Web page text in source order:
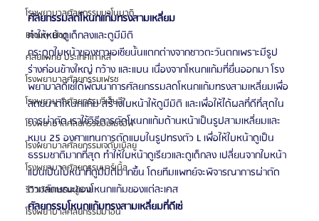
โรงพยาบาลศัลยกรรมบาโนบากิ
Beauty Blog
ศัลยแพทย์ ประเทศเกาหลี
โรงพยาบาลศัลยกรรมเฟรช
โรงพยาบาลศัลยกรรมจีเอ็นจี
โรงพยาบาลศัลยกรรมอิมเมจอัพ
โรงพยาบาลศัลยกรรมเจดับเบิลยู
โรงพยาบาลศัลยกรรมมาร์เบิ้ล
รีวิวศัลยกรรมผู้ชาย
โรงพยาบาลศัลยกรรมมาอิน
ศัลยกรรมลดโหนกแก้มทรงสามเหลี่ยม
ทำให้หน้าดูเด็กลงและดูมีมิติ
กระดูกใบหน้าของชาวเอเชียนั้นแตกต่างจากชาวตะวันตกเพราะมีรูป
ร่างค่อนข้างใหญ่ กว้าง และแบน เนื่องจากโหนกแก้มที่ยื่นออกมา โรง
พยาบาลดีเซ่ได้พัฒนาการศัลยกรรมลดโหนกแก้มทรงสามเหลี่ยมเพื่อ
ลดขนาดโหนกแก้ม สร้างใบหน้าให้ดูมีมิติ และเพื่อให้ได้ผลที่ดีที่สุดใน
การผ่าตัด เราใช้วิธีการตัดโหนกแก้มด้านหน้าเป็นรูปสามเหลี่ยมและ
หมุน 25 องศาแทนการตัดแบบในรูปทรงตัว L เพื่อให้ใบหน้าดูเป็น
ธรรมชาติมากที่สุด ทำให้ใบหน้าดูเรียวและดูเด็กลง เปลี่ยนจากใบหน้า
แบนเป็นใบหน้าที่ดูมีมิติมากขึ้น โดยทีมแพทย์จะพิจารณาการผ่าตัด
ตามลักษณะของโหนกแก้มของแต่ละเคส
ศัลยกรรมโหนกแก้มทรงสามเหลี่ยมที่ดีเซ่